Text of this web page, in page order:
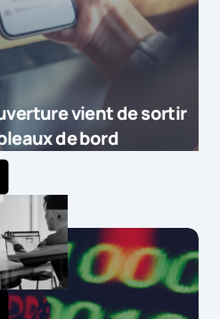
vient de sortir
de bord